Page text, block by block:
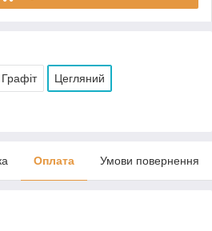
Графіт Цегляний
Оплата Умови повернення